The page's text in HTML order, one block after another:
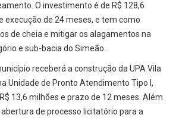
O investimento é de R$ 128,6
execução de 24 meses, e tem como
de cheia e mitigar os alagamentos na
e sub-bacia do Simeão.
receberá a construção da UPA Vila
Unidade de Pronto Atendimento Tipo I,
13,6 milhões e prazo de 12 meses. Além
de processo licitatório para a